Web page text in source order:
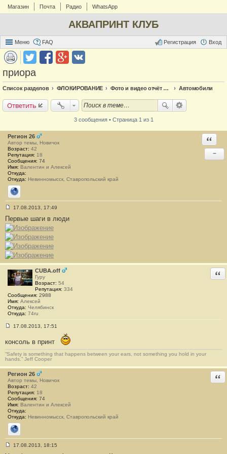
Магазин Почта Радио WhatsApp
АКВАПРИНТ КЛУБ
Меню FAQ Вход
Регистрация
приора
Список разделов ФЛОКИРОВАНИЕ Фото и видео отчёт по флоку Автомобили
Ответить
3 сообщения • Страница 1 из 1
Регион 26
Автор темы, Новичок
Возраст: 42
Репутация: 18
Сообщения: 74
Имя: Валентин и Алексей
Откуда:
Откуда: Невинномысск, Ставропольский край
Сайт
−
о
о
б
щ
е
н
и
е
#
1
17.08.2013, 17:49
Первые шаги в люди
CUBA.off
Гуру
Возраст: 54
Репутация: 334
Сообщения: 2988
Имя: Алексей
Откуда: Челябинск
Откуда: 74ru
о
б
щ
е
н
и
е
#
2
17.08.2013, 17:51
консоль в принт
“Safety is something that happens between your ears, not something you hold in your
hands.” Jeff Cooper
Регион 26
Автор темы, Новичок
Возраст: 42
Репутация: 18
Сообщения: 74
Имя: Валентин и Алексей
Откуда:
Откуда: Невинномысск, Ставропольский край
Сайт
17.08.2013, 18:15